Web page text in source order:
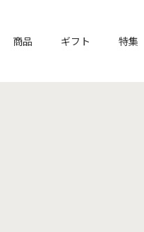
商品 ギフト 特集